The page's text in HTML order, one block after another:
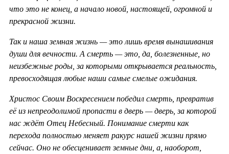
что это не конец, а начало новой, настоящей, огромной и
прекрасной жизни.
Так и наша земная жизнь — это лишь время вынашивания
души для вечности. А смерть — это, да, болезненные, но
неизбежные роды, за которыми открывается реальность,
превосходящая любые наши самые смелые ожидания.
Христос Своим Воскресением победил смерть, превратив
её из непреодолимой пропасти в дверь — дверь, за которой
нас ждёт Отец Небесный. Понимание смерти как
перехода полностью меняет ракурс нашей жизни прямо
сейчас. Оно не обесценивает земные дни, а, наоборот,